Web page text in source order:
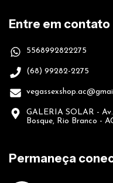
Entre em contato
5568992822275
(68) 99282-2275
GALERIA SOLAR -
Bosque, Rio Branco -
Permaneça